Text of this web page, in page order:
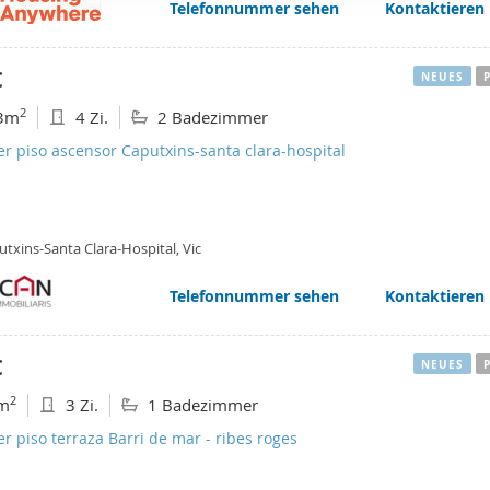
se usan para personalizar el contenido y los anuncios,
el tráfico. Además, compartimos información sobre el uso
de redes sociales, publicidad y análisis web, quienes
que les haya proporcionado o que hayan recopilado a
Telefonnummer sehen Kontaktieren
2 4 Zi. 2 Badezimmer
piso ascensor Caputxins-santa clara-hospital
Santa Clara-Hospital, Vic
Telefonnummer sehen Kontaktieren
NEUES
2 3 Zi. 1 Badezimmer
piso terraza Barri de mar - ribes roges
NEUES